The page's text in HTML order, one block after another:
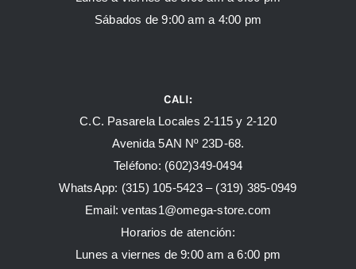
Sábados de 9:00 am a 4:00 pm
CALI:
C.C. Pasarela Locales 2-115 y 2-120
Avenida 5AN Nº 23D-68.
Teléfono: (602)349-0494
WhatsApp: (315) 105-5423 – (319) 385-0949
Email:ventas1@omega-store.com
Horarios de atención:
Lunes a viernes de 9:00 am a 6:00 pm